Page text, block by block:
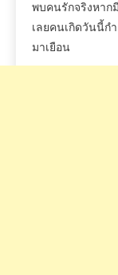
พบคนรักจริงหาก
เลยคนเกิดวันนี้ก
มาเยือน